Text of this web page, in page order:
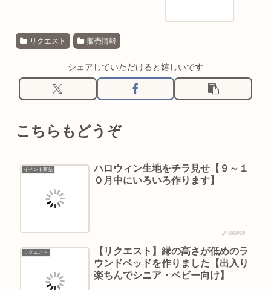
リクエスト 販売情報
シェアしていただけると嬉しいです
こちらもどうぞ
イベント商品
ハロウィン生地をチラ見せ【９～１
０月中にいろいろ作ります】
2020/9/3
リクエスト
【リクエスト】縁の高さが低めのラ
ウンドベッドを作りました【出入り
楽ちんでシニア・ベビー向け】